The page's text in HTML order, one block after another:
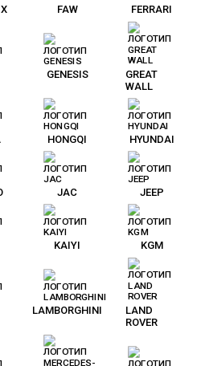
FAW FERRARI
GENESIS
GREAT
WALL
HONGQI HYUNDAI
JAC JEEP
KAIYI KGM
LAMBORGHINI
LAND
ROVER